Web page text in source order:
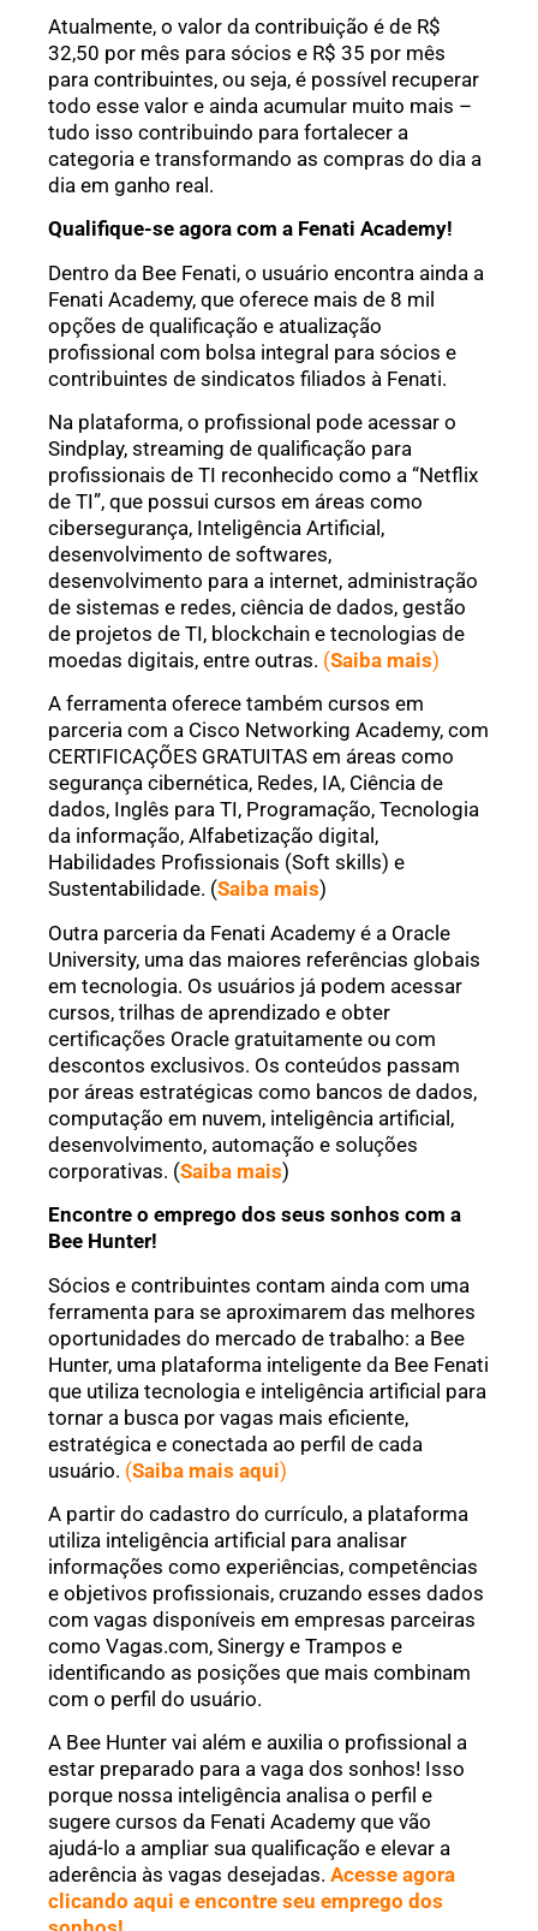
Atualmente, o valor da contribuição é de R$
32,50 por mês para sócios e R$ 35 por mês
para contribuintes, ou seja, é possível recuperar
todo esse valor e ainda acumular muito mais –
tudo isso contribuindo para fortalecer a
categoria e transformando as compras do dia a
dia em ganho real.
Qualifique-se agora com a Fenati Academy!
Dentro da Bee Fenati, o usuário encontra ainda a
Fenati Academy, que oferece mais de 8 mil
opções de qualificação e atualização
profissional com bolsa integral para sócios e
contribuintes de sindicatos filiados à Fenati.
Na plataforma, o profissional pode acessar o
Sindplay, streaming de qualificação para
profissionais de TI reconhecido como a “Netflix
de TI”, que possui cursos em áreas como
cibersegurança, Inteligência Artificial,
desenvolvimento de softwares,
desenvolvimento para a internet, administração
de sistemas e redes, ciência de dados, gestão
de projetos de TI, blockchain e tecnologias de
moedas digitais, entre outras. (Saiba mais)
A ferramenta oferece também cursos em
parceria com a Cisco Networking Academy, com
CERTIFICAÇÕES GRATUITAS em áreas como
segurança cibernética, Redes, IA, Ciência de
dados, Inglês para TI, Programação, Tecnologia
da informação, Alfabetização digital,
Habilidades Profissionais (Soft skills) e
Sustentabilidade. (Saiba mais)
Outra parceria da Fenati Academy é a Oracle
University, uma das maiores referências globais
em tecnologia. Os usuários já podem acessar
cursos, trilhas de aprendizado e obter
certificações Oracle gratuitamente ou com
descontos exclusivos. Os conteúdos passam
por áreas estratégicas como bancos de dados,
computação em nuvem, inteligência artificial,
desenvolvimento, automação e soluções
corporativas. (Saiba mais)
Encontre o emprego dos seus sonhos com a
Bee Hunter!
Sócios e contribuintes contam ainda com uma
ferramenta para se aproximarem das melhores
oportunidades do mercado de trabalho: a Bee
Hunter, uma plataforma inteligente da Bee Fenati
que utiliza tecnologia e inteligência artificial para
tornar a busca por vagas mais eficiente,
estratégica e conectada ao perfil de cada
usuário. (Saiba mais aqui)
A partir do cadastro do currículo, a plataforma
utiliza inteligência artificial para analisar
informações como experiências, competências
e objetivos profissionais, cruzando esses dados
com vagas disponíveis em empresas parceiras
como Vagas.com, Sinergy e Trampos e
identificando as posições que mais combinam
com o perfil do usuário.
A Bee Hunter vai além e auxilia o profissional a
estar preparado para a vaga dos sonhos! Isso
porque nossa inteligência analisa o perfil e
sugere cursos da Fenati Academy que vão
ajudá-lo a ampliar sua qualificação e elevar a
aderência às vagas desejadas. Acesse agora
clicando aqui e encontre seu emprego dos